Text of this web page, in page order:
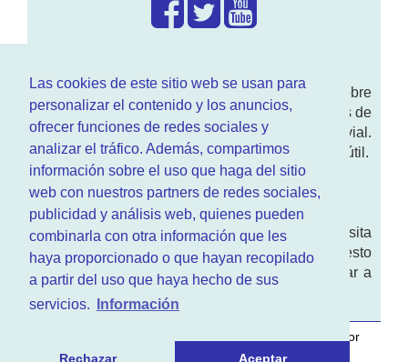
Las cookies de este sitio web se usan para
personalizar el contenido y los anuncios,
ofrecer funciones de redes sociales y
analizar el tráfico. Además, compartimos
información sobre el uso que haga del sitio
web con nuestros partners de redes sociales,
publicidad y análisis web, quienes pueden
combinarla con otra información que les
haya proporcionado o que hayan recopilado
a partir del uso que haya hecho de sus
servicios.
Información
Rechazar Aceptar
Enwww.RenovarCarnet.comTe contamos sobre
larenovación del permisode conducir, noticias de
actualidad motor y sobre todo seguridad vial.
Ademas tenemos todo tipo de información DGT útil.
¿Quienes somos?
Quieres saber quien mantiene la pagina, visita
nuestrasección de contacto. Aquí tienes nuesto
aviso legal
. Basicamente no queremos engañar a
nadie.
por
.